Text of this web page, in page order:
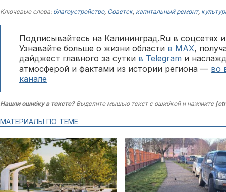
Ключевые слова: благоустройство, Советск, капитальный ремонт,
Подписывайтесь на Калининград.Ru в соцсетях
Узнавайте больше о жизни области в MAX,
дайджест главного за сутки в Telegram и
атмосферой и фактами из истории региона — во
канале
Нашли ошибку в тексте?Выделите мышью текст с ошибкой и нажмите
МАТЕРИАЛЫ ПО ТЕМЕ